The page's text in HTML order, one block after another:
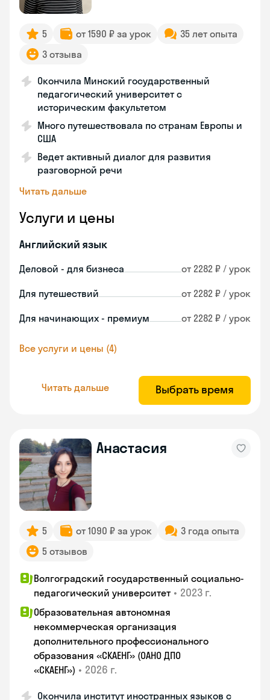
5 от 1590 ₽ за урок
35 лет опыта
3 отзыва
Окончила Минский государственный
педагогический университет с
историческим факультетом
Много путешествовала по странам Европы и
США
Ведет активный диалог для развития
разговорной речи
Читать дальше
Услуги и цены
Английский язык
Деловой - для бизнеса от 2282 ₽ / урок
Для путешествий от 2282 ₽ / урок
Для начинающих - премиум от 2282 ₽ / урок
Все услуги и цены (4)
Читать дальше Выбрать время
Анастасия
5 от 1090 ₽ за урок
3 года опыта
5 отзывов
Волгоградский государственный социально-
педагогический университет • 2023 г.
Образовательная автономная
некоммерческая организация
дополнительного профессионального
образования «СКАЕНГ» (ОАНО ДПО
«СКАЕНГ») • 2026 г.
Окончила институт иностранных языков с